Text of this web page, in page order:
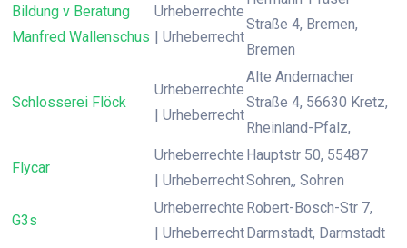
Bildung v Beratung
Manfred Wallenschus
Urheberrechte
| Urheberrecht
Straße 4, Bremen,
Bremen
Schlosserei Flöck
Urheberrechte
| Urheberrecht
Alte Andernacher
Straße 4, 56630 Kretz,
Rheinland-Pfalz,
Flycar
Urheberrechte
| Urheberrecht
Hauptstr 50, 55487
Sohren,, Sohren
G3s
Urheberrechte
| Urheberrecht
Robert-Bosch-Str 7,
Darmstadt, Darmstadt